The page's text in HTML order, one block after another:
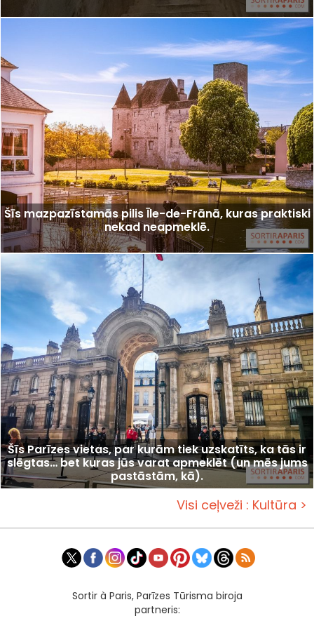
Šīs mazpazīstamās pilis Īle-de-Frānā, kuras praktiski
nekad neapmeklē.
Šīs Parīzes vietas, par kurām tiek uzskatīts, ka tās ir
slēgtas… bet kuras jūs varat apmeklēt (un mēs jums
pastāstām, kā).
Visi ceļveži : Kultūra >
Sortir à Paris, Parīzes Tūrisma biroja
partneris: